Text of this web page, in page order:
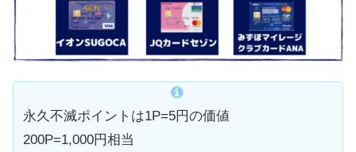
永久不滅ポイントは1P=5円の価値
200P=1,000円相当